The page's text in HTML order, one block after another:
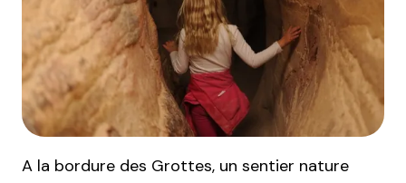
A la bordure des Grottes, un sentier nature